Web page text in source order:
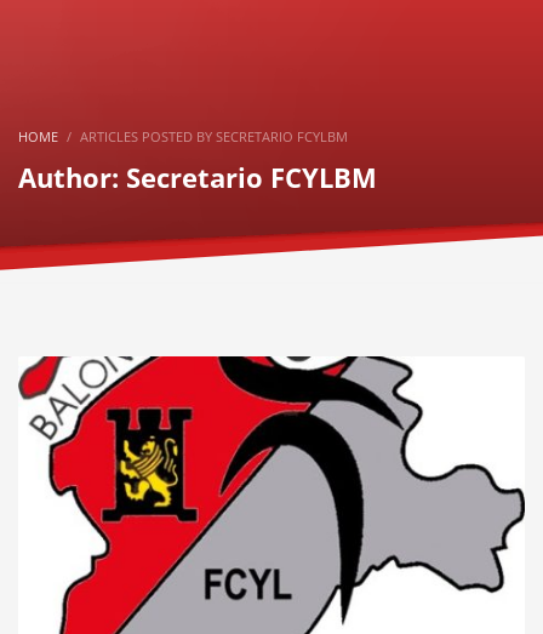
HOME ARTICLES POSTED BY SECRETARIO FCYLBM
Author: Secretario FCYLBM